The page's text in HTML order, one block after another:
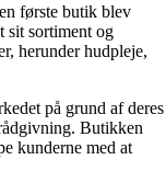
første butik blev
sit sortiment og
herunder hudpleje,
på grund af deres
Butikken
kunderne med at